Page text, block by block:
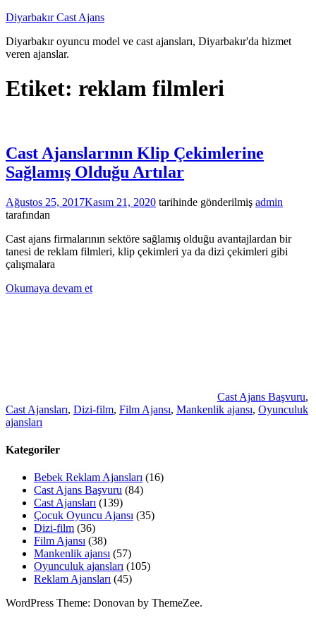
İçeriğe
Diyarbakır Cast Ajans
Diyarbakır oyuncu model ve cast ajansları, Diyarbakır'da hizmet
veren ajanslar.
Etiket: reklam filmleri
Cast Ajanslarının Klip Çekimlerine
Sağlamış Olduğu Artılar
Ağustos 25, 2017Kasım 21, 2020 tarihinde gönderilmiş admin
tarafından
Cast ajans firmalarının sektöre sağlamış olduğu avantajlardan bir
tanesi de reklam filmleri, klip çekimleri ya da dizi çekimleri gibi
çalışmalara
Okumaya devam et
Cast Ajans Başvuru,
Cast Ajansları, Dizi-film, Film Ajansı, Mankenlik ajansı, Oyunculuk
ajansları
Kategoriler
Bebek Reklam Ajansları (16)
Cast Ajans Başvuru (84)
Cast Ajansları (139)
Çocuk Oyuncu Ajansı (35)
Dizi-film (36)
Film Ajansı (38)
Mankenlik ajansı (57)
Oyunculuk ajansları (105)
Reklam Ajansları (45)
WordPress Theme: Donovan by ThemeZee.